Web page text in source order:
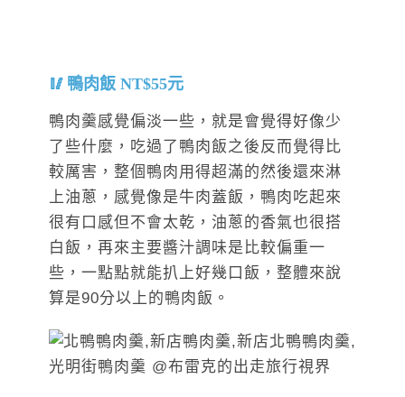
鴨肉飯 NT$55元
鴨肉羹感覺偏淡一些，就是會覺得好像少
了些什麼，吃過了鴨肉飯之後反而覺得比
較厲害，整個鴨肉用得超滿的然後還來淋
上油蔥，感覺像是牛肉蓋飯，鴨肉吃起來
很有口感但不會太乾，油蔥的香氣也很搭
白飯，再來主要醬汁調味是比較偏重一
些，一點點就能扒上好幾口飯，整體來說
算是90分以上的鴨肉飯。